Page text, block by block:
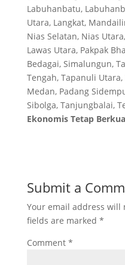
Labuhanbatu,
Utara, Langkat,
Nias Selatan, Nias
Lawas Utara, Pakpak
Bedagai, Simalungun,
Tengah, Tapanuli
Medan, Padang
Sibolga, Tanjungbalai,
Ekonomis Tetap
Submit a
Your email address will
fields are marked *
Comment *